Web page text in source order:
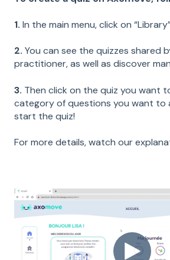
1. In the main menu, click on
2. You can see the quizzes shared
practitioner, as well as discover
3. Then click on the quiz you want
category of questions you want to
start the quiz!
For more details, watch our